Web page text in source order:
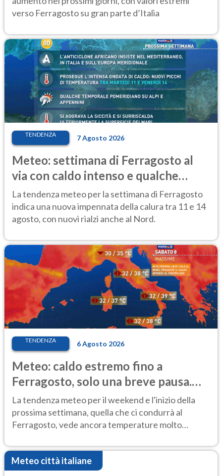
verso Ferragosto su gran parte d’Italia
TENDENZA 7 Agosto 2026
Meteo: settimana di Ferragosto al
via con caldo intenso e qualche
temporale
La tendenza meteo per la settimana di Ferragosto
indica una nuova impennata della calura tra 11 e 14
agosto, con nuovi rialzi anche al Nord.
TENDENZA 6 Agosto 2026
Meteo: caldo estremo fino a
Ferragosto, solo una breve pausa.
Ecco dove
La tendenza meteo per il weekend e l'inizio della
prossima settimana, quella che ci condurrà al
Ferragosto, vede ancora temperature molto
Meteo città italiane